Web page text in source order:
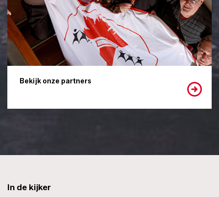
Bekijk onze partners
In de kijker